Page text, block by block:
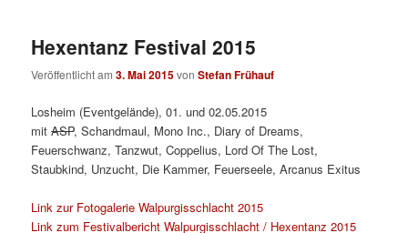
Hexentanz Festival 2015
Veröffentlicht am3. Mai 2015vonStefan Frühauf
Losheim (Eventgelände), 01. und 02.05.2015
mitASP, Schandmaul, Mono Inc., Diary of Dreams,
Feuerschwanz, Tanzwut, Coppelius, Lord Of The Lost,
Staubkind, Unzucht, Die Kammer, Feuerseele, Arcanus Exitus
Link zur Fotogalerie Walpurgisschlacht 2015
Link zum Festivalbericht Walpurgisschlacht / Hexentanz 2015